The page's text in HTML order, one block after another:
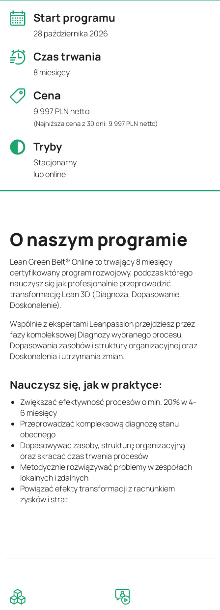
Start programu
28 października 2026
Czas trwania
8 miesięcy
Cena
9 997 PLN netto
(Najniższa cena z 30 dni: 9 997 PLN netto)
Tryby
Stacjonarny
lub online
O naszym programie
Lean Green Belt® Online to trwający 8 miesięcy
certyfikowany program rozwojowy, podczas którego
nauczysz się jak profesjonalnie przeprowadzić
transformację Lean 3D (Diagnoza, Dopasowanie,
Doskonalenie).
Wspólnie z ekspertami Leanpassion przejdziesz przez
fazy kompleksowej Diagnozy wybranego procesu,
Dopasowania zasobów i struktury organizacyjnej oraz
Doskonalenia i utrzymania zmian.
Nauczysz się, jak w praktyce:
Zwiększać efektywność procesów o min. 20% w 4-
6 miesięcy
Przeprowadzać kompleksową diagnozę stanu
obecnego
Dopasowywać zasoby, strukturę organizacyjną
oraz skracać czas trwania procesów
Metodycznie rozwiązywać problemy w zespołach
lokalnych i zdalnych
Powiązać efekty transformacji z rachunkiem
zysków i strat